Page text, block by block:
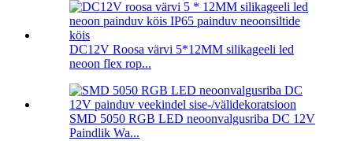
DC12V Roosa värvi 5*12MM silikageeli led
neoon flex rop...
SMD 5050 RGB LED neoonvalgusriba DC 12V
Paindlik Wa...